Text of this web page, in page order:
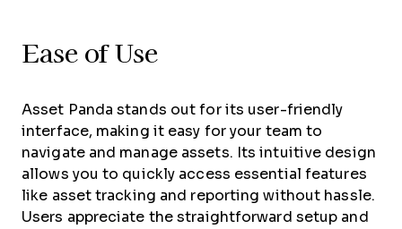
Ease of Use
Asset Panda stands out for its user-friendly
interface, making it easy for your team to
navigate and manage assets. Its intuitive design
allows you to quickly access essential features
like asset tracking and reporting without hassle.
Users appreciate the straightforward setup and